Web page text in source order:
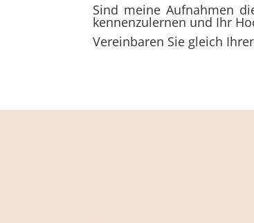
Sind meine Aufnahmen
kennenzulernen und Ihr
Vereinbaren Sie gleich